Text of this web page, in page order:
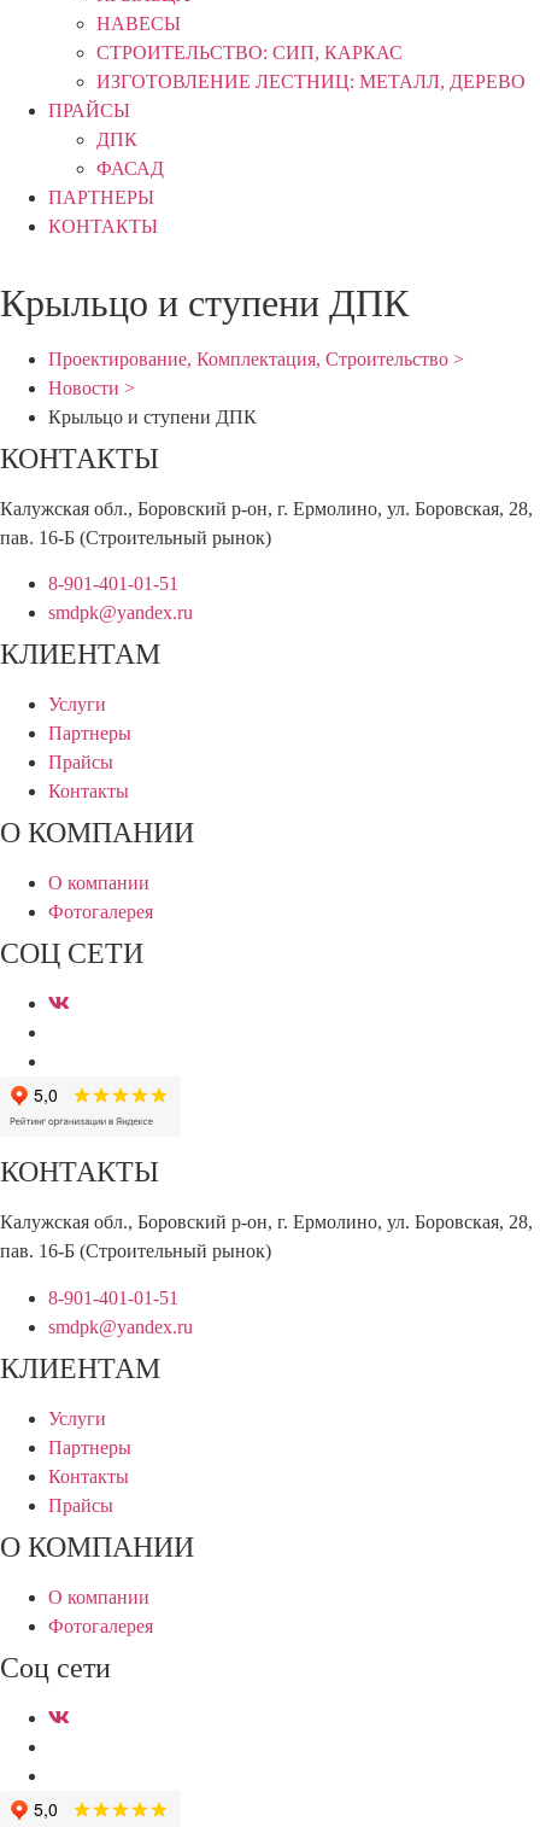
НАВЕСЫ
СТРОИТЕЛЬСТВО: СИП, КАРКАС
ИЗГОТОВЛЕНИЕ ЛЕСТНИЦ: МЕТАЛЛ, ДЕРЕВО
ПРАЙСЫ
ДПК
ФАСАД
ПАРТНЕРЫ
КОНТАКТЫ
Крыльцо и ступени ДПК
Проектирование, Комплектация, Строительство >
Новости >
Крыльцо и ступени ДПК
КОНТАКТЫ
Калужская обл., Боровский р-он, г. Ермолино, ул. Боровская, 28,
пав. 16-Б (Строительный рынок)
8-901-401-01-51
smdpk@yandex.ru
КЛИЕНТАМ
Услуги
Партнеры
Прайсы
Контакты
О КОМПАНИИ
О компании
Фотогалерея
СОЦ СЕТИ
КОНТАКТЫ
Калужская обл., Боровский р-он, г. Ермолино, ул. Боровская, 28,
пав. 16-Б (Строительный рынок)
8-901-401-01-51
smdpk@yandex.ru
КЛИЕНТАМ
Услуги
Партнеры
Контакты
Прайсы
О КОМПАНИИ
О компании
Фотогалерея
Соц сети